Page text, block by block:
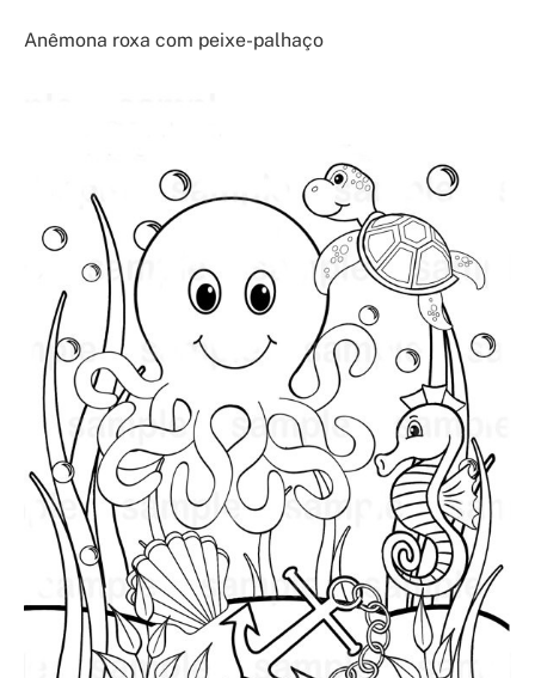
Anêmona roxa com peixe-palhaço